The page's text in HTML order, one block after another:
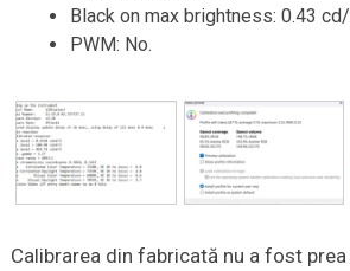
Black on max brightness: 0.43
PWM: No.
Calibrarea din fabricată nu a fost